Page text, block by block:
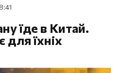
їде в Китай.
їхніх